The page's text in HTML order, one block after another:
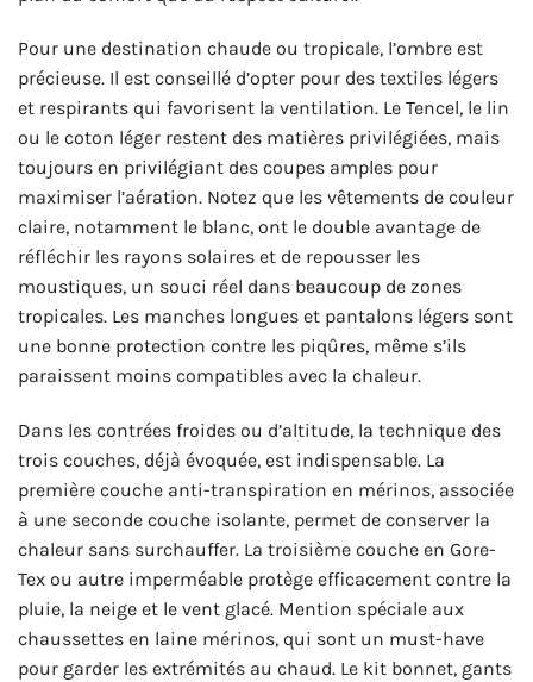
Pour une destination chaude ou tropicale, l’ombre est
précieuse. Il est conseillé d’opter pour des textiles légers
et respirants qui favorisent la ventilation. Le Tencel, le lin
ou le coton léger restent des matières privilégiées, mais
toujours en privilégiant des coupes amples pour
maximiser l’aération. Notez que les vêtements de couleur
claire, notamment le blanc, ont le double avantage de
réfléchir les rayons solaires et de repousser les
moustiques, un souci réel dans beaucoup de zones
tropicales. Les manches longues et pantalons légers sont
une bonne protection contre les piqûres, même s’ils
paraissent moins compatibles avec la chaleur.
Dans les contrées froides ou d’altitude, la technique des
trois couches, déjà évoquée, est indispensable. La
première couche anti-transpiration en mérinos, associée
à une seconde couche isolante, permet de conserver la
chaleur sans surchauffer. La troisième couche en Gore-
Tex ou autre imperméable protège efficacement contre la
pluie, la neige et le vent glacé. Mention spéciale aux
chaussettes en laine mérinos, qui sont un must-have
pour garder les extrémités au chaud. Le kit bonnet, gants